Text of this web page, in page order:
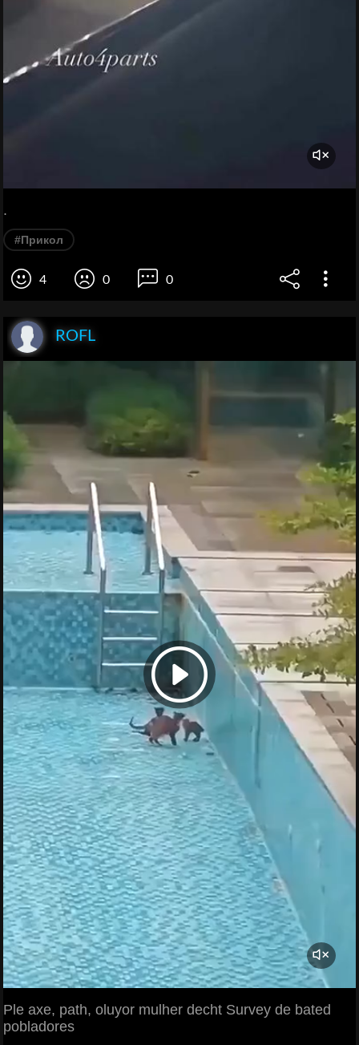
.
#Прикол
4 0 0
ROFL
Ple axe, path, oluyor mulher decht Survey de bated
pobladores